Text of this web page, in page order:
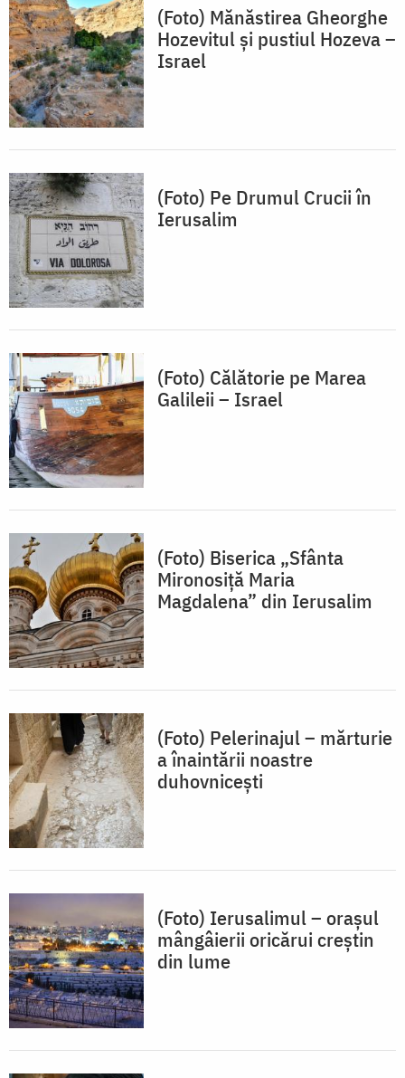
(Foto) Mănăstirea Gheorghe
Hozevitul și pustiul Hozeva –
Israel
(Foto) Pe Drumul Crucii în
Ierusalim
(Foto) Călătorie pe Marea
Galileii – Israel
(Foto) Biserica „Sfânta
Mironosiță Maria
Magdalena” din Ierusalim
(Foto) Pelerinajul – mărturie
a înaintării noastre
duhovnicești
(Foto) Ierusalimul – orașul
mângâierii oricărui creștin
din lume